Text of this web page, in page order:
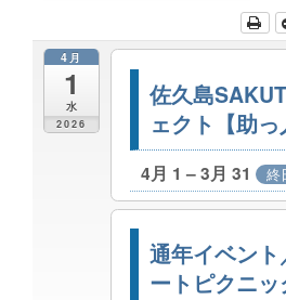
4月
1
水
2026
佐久島
ェクト【助っ
4月 1 – 3月 31 終
通年イベン
ートピクニッ